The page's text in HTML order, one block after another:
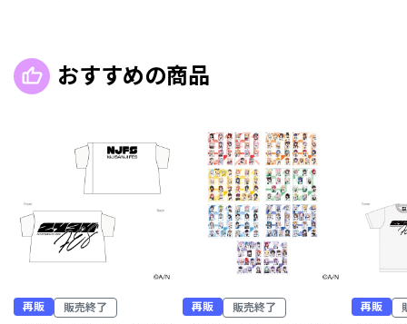
おすすめの商品
再販 販売終了 再販 販売終了 再販